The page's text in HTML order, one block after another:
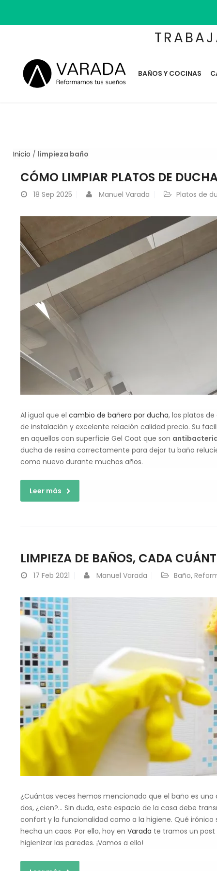
BAÑOS Y COCINAS
Inicio / limpieza baño
CÓMO LIMPIAR PLATOS DE
18 Sep 2025 Manuel Varada Platos de
Al igual que el cambio de bañera por ducha, los platos
de instalación y excelente relación calidad precio. Su
en aquellos con superficie Gel Coat que son
ducha de resina correctamente para dejar tu baño
como nuevo durante muchos años.
Leer más
LIMPIEZA DE BAÑOS, CADA
17 Feb 2021 Manuel Varada Baño,
¿Cuántas veces hemos mencionado que el baño es
dos, ¿cien?… Sin duda, este espacio de la casa debe
confort y la funcionalidad como a la higiene. Qué
hecha un caos. Por ello, hoy en Varada te tramos un post
higienizar las paredes. ¡Vamos a ello!